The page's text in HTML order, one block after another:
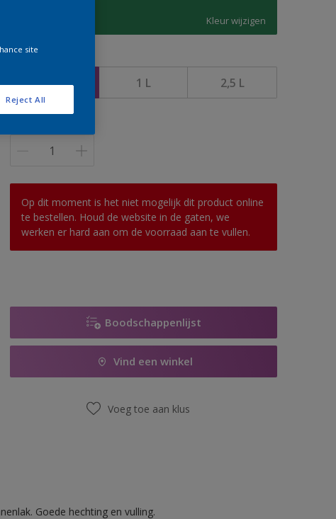
Kleur wijzigen
0,5 L 1 L 2,5 L
Op dit moment is het niet mogelijk dit product online
te bestellen. Houd de website in de gaten, we
werken er hard aan om de voorraad aan te vullen.
Boodschappenlijst
Vind een winkel
Voeg toe aan klus
Goede hechting en vulling.
site
Reject All